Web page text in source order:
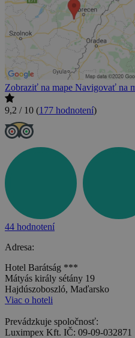
Zobraziť na mape Navigovať na
9,2 / 10 (177 hodnotení)
44 hodnotení
Adresa:
Hotel Barátság ***
Mátyás király sétány 19
Hajdúszoboszló, Maďarsko
Viac o hoteli
Prevádzkuje spoločnosť:
Luximpex Kft. IČ: 09-09-032871